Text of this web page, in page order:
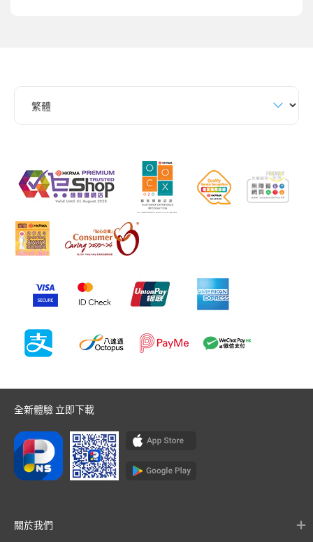
全新體驗 立即下載
關於我們